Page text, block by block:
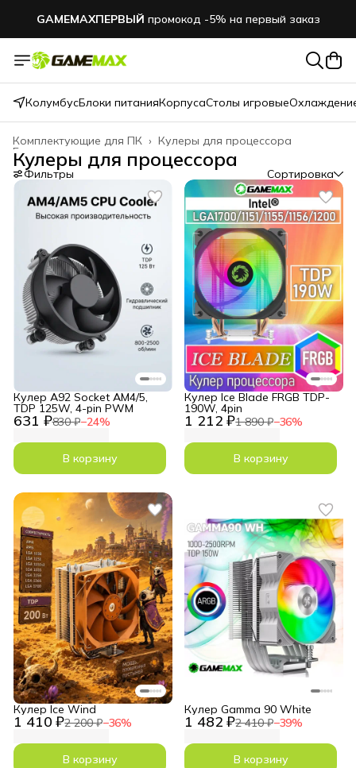
GAMEMAXПЕРВЫЙ промокод -5% на первый заказ
Быстрая и бесплатная доставка
GAMEMAXПЕРВЫЙ промокод -5% на первый заказ
КолумбусБлоки питанияКорпусаСтолы игровые
Кулеры для процессора
Комплектующие для ПК ›
Главная
Кулеры для процессора
Фильтры Сортировка
631 ₽830 ₽−24%
Кулер A92 Socket AM4/5,
TDP 125W, 4-pin PWM
В корзину
1 212 ₽1 890 ₽−36%
Кулер Ice Blade FRGB TDP-
190W, 4pin
В корзину
1 410 ₽2 200 ₽−36%
Кулер Ice Wind
В корзину
1 482 ₽2 410 ₽−39%
Кулер Gamma 90 White
В корзину